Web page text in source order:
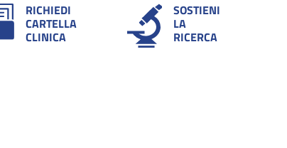
RICHIEDI
CARTELLA
CLINICA
SOSTIENI
LA
RICERCA